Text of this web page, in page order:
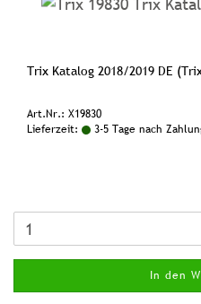
Trix Katalog 2018/2019 DE
Art.Nr.: X19830
Lieferzeit:
3-5 Tage nach
In den